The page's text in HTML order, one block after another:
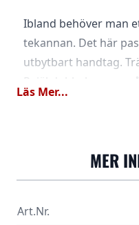
Ibland behöver man
tekannan. Det här
utbytbart handtag.
Rejäl dubbel
kan böja fast det på din
Läs Mer...
MER
Art.Nr.